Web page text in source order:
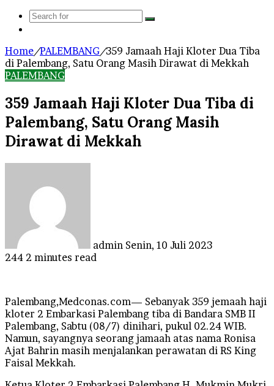
Search
Home/PALEMBANG/359 Jamaah Haji Kloter Dua Tiba
di Palembang, Satu Orang Masih Dirawat di Mekkah
PALEMBANG
359 Jamaah Haji Kloter Dua Tiba di
Palembang, Satu Orang Masih
Dirawat di Mekkah
admin Senin, 10 Juli 2023
244 2 minutes read
Palembang,Medconas.com— Sebanyak 359 jemaah haji
kloter 2 Embarkasi Palembang tiba di Bandara SMB II
Palembang, Sabtu (08/7) dinihari, pukul 02.24 WIB.
Namun, sayangnya seorang jamaah atas nama Ronisa
Ajat Bahrin masih menjalankan perawatan di RS King
Faisal Mekkah.